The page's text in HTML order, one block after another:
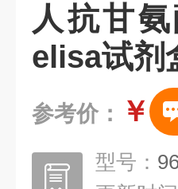
人抗甘
elisa试剂
参考价： ￥
型号：